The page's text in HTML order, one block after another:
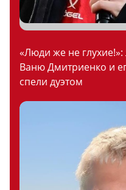
«Люди же не
Ваню Дмитриенко и
спели дуэтом